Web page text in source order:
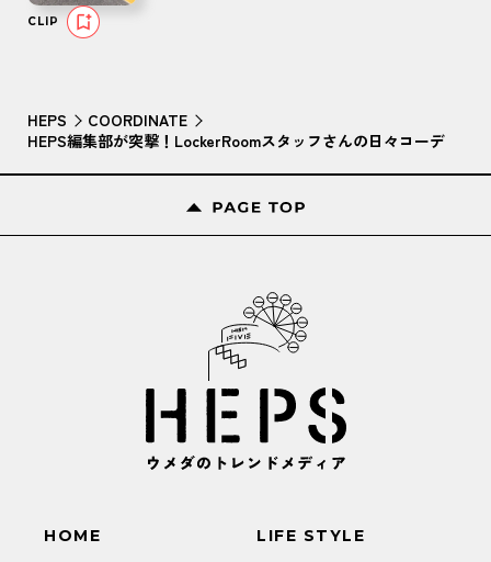
CLIP
HEPS
COORDINATE
HEPS編集部が突撃！LockerRoomスタッフさんの日々コーデ
HOME LIFE STYLE